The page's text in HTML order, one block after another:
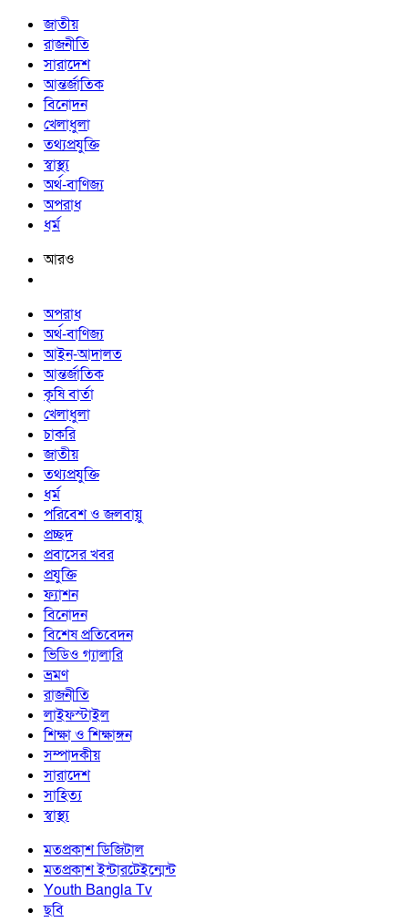
জাতীয়
রাজনীতি
সারাদেশ
আন্তর্জাতিক
বিনোদন
খেলাধুলা
তথ্যপ্রযুক্তি
স্বাস্থ্য
অর্থ-বাণিজ্য
অপরাধ
ধর্ম
আরও
অপরাধ
অর্থ-বাণিজ্য
আইন-আদালত
আন্তর্জাতিক
কৃষি বার্তা
খেলাধুলা
চাকরি
জাতীয়
তথ্যপ্রযুক্তি
ধর্ম
পরিবেশ ও জলবায়ু
প্রচ্ছদ
প্রবাসের খবর
প্রযুক্তি
ফ্যাশন
বিনোদন
বিশেষ প্রতিবেদন
ভিডিও গ্যালারি
ভ্রমণ
রাজনীতি
লাইফস্টাইল
শিক্ষা ও শিক্ষাঙ্গন
সম্পাদকীয়
সারাদেশ
সাহিত্য
স্বাস্থ্য
মতপ্রকাশ ডিজিটাল
মতপ্রকাশ ইন্টারটেইন্মেন্ট
Youth Bangla Tv
ছবি